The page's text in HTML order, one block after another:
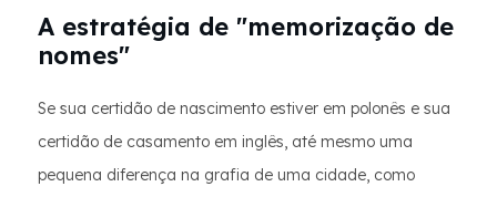
A estratégia de "memorização de
nomes"
Se sua certidão de nascimento estiver em polonês e sua
certidão de casamento em inglês, até mesmo uma
pequena diferença na grafia de uma cidade, como